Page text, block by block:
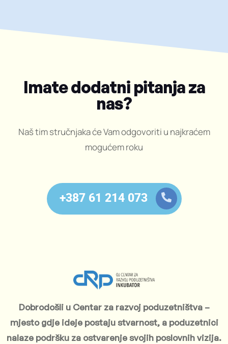
Imate dodatni pitanja za
nas?
Naš tim stručnjaka će Vam odgovoriti u najkraćem
mogućem roku
+387 61 214 073
Dobrodošli u Centar za razvoj poduzetništva –
mjesto gdje ideje postaju stvarnost, a poduzetnici
nalaze podršku za ostvarenje svojih poslovnih vizija.